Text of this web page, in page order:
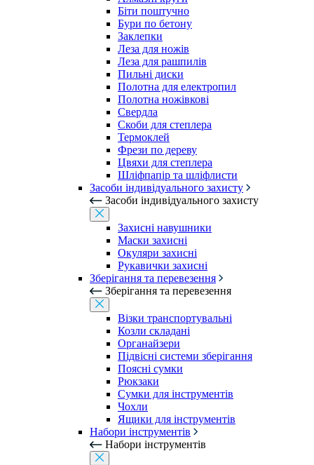
Біти поштучно
Бури по бетону
Заклепки
Леза для ножів
Леза для рашпилів
Пильні диски
Полотна для електропил
Полотна ножівкові
Свердла
Скоби для степлера
Термоклей
Фрези по дереву
Цвяхи для степлера
Шліфпапір та шліфлисти
Засоби індивідуального захисту
Засоби індивідуального захисту
Захисні навушники
Маски захисні
Окуляри захисні
Рукавички захисні
Зберігання та перевезення
Зберігання та перевезення
Візки транспортувальні
Козли складані
Органайзери
Підвісні системи зберігання
Поясні сумки
Рюкзаки
Сумки для інструментів
Чохли
Ящики для інструментів
Набори інструментів
Набори інструментів